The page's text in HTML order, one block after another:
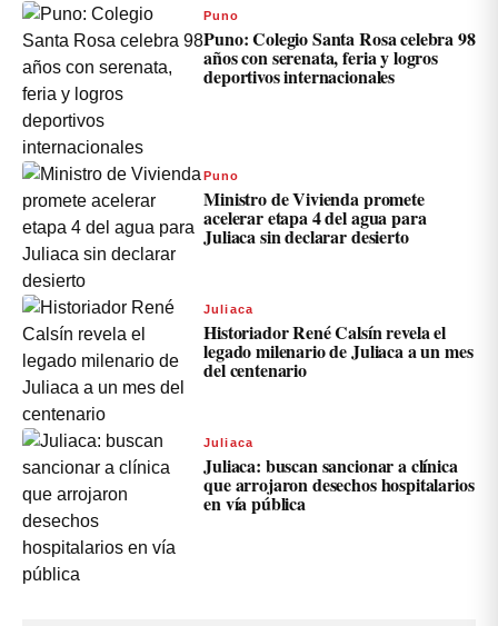
Puno
Puno: Colegio Santa Rosa celebra 98
años con serenata, feria y logros
deportivos internacionales
Puno
Ministro de Vivienda promete
acelerar etapa 4 del agua para
Juliaca sin declarar desierto
Juliaca
Historiador René Calsín revela el
legado milenario de Juliaca a un mes
del centenario
Juliaca
Juliaca: buscan sancionar a clínica
que arrojaron desechos hospitalarios
en vía pública